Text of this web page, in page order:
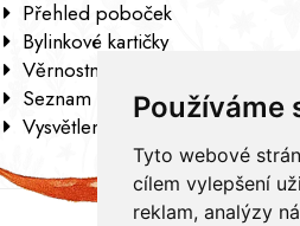
Používáme
Tyto webové
cílem vylepšení
reklam, analýzy
Přehled poboček
Bylinkové kartičky
Věrnostní program
Seznam sortimentu
Vysvětlení analytických údajů